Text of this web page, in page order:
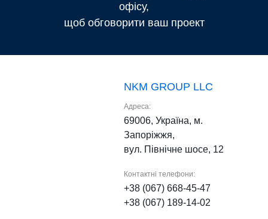
офісу,
щоб обговорити ваш проект
NKM GROUP LLC
Адреса:
69006, Україна, м.
Запоріжжя,
вул. Північне шосе, 12
Контактні телефони:
+38 (067) 668-45-47
+38 (067) 189-14-02